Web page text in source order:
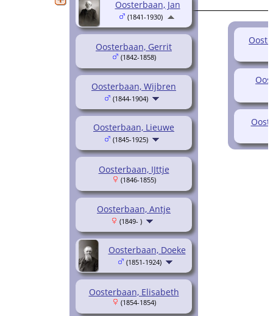
Oosterbaan, Gerrit
(1842-1858)
Oosterbaan, Wijbren
(1844-1904)
Oosterbaan, Lieuwe
(1845-1925)
Oosterbaan, IJttje
(1846-1855)
Oosterbaan, Antje
(1849- )
Oosterbaan, Doeke
(1851-1924)
Oosterbaan, Elisabeth
(1854-1854)
Oosterbaan, Jan
(1841-1930)